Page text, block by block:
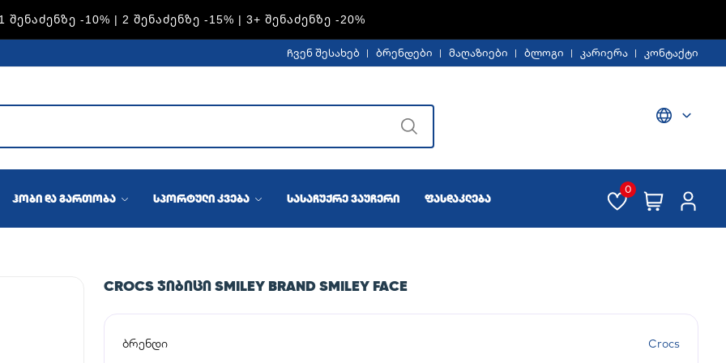
— 1 ᲨᲔᲜᲐᲫᲔᲜᲖᲔ -15% | 2 ᲨᲔᲜᲐᲫᲔᲜᲖᲔ -20% | 3+ ᲨᲔᲜᲐᲫᲔᲜᲖᲔ -30%
ჩვენ შესახებ ბრენდები მაღაზიები ბლოგი კარიერა კონტაქტი
ჰობი და გართობა სპორტული კვება სასაჩუქრე ვაუჩერი ფასდაკლება
0
CROCS ᲯᲘᲑᲘᲪᲘ SMILEY BRAND SMILEY FACE
ბრენდი Crocs